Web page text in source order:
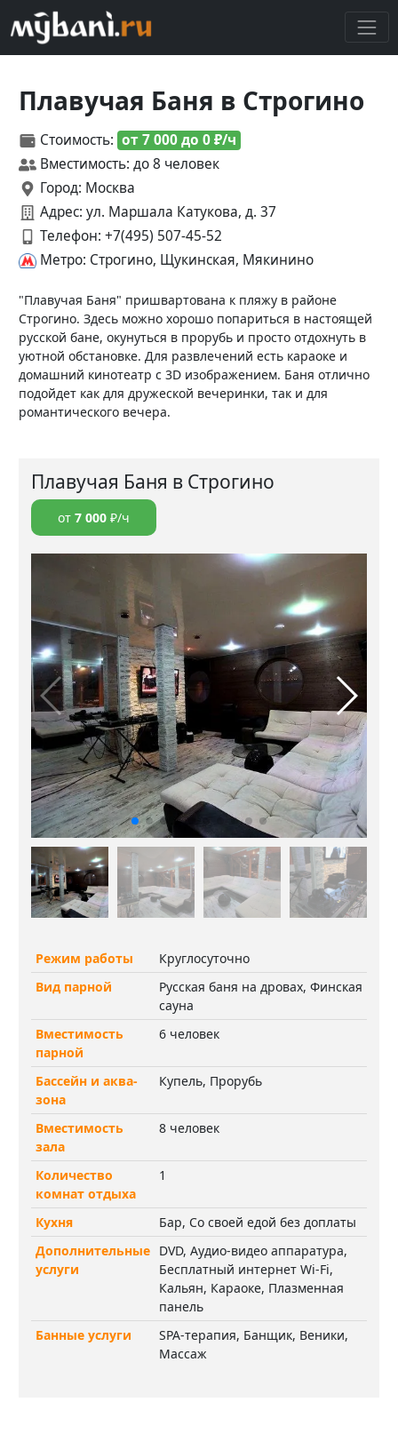
Плавучая Баня в Строгино
Стоимость: от 7 000 до 0 ₽/ч
Вместимость: до 8 человек
Город: Москва
Адрес: ул. Маршала Катукова, д. 37
Телефон: +7(495) 507-45-52
Метро: Строгино, Щукинская, Мякинино
"Плавучая Баня" пришвартована к пляжу в районе
Строгино. Здесь можно хорошо попариться в настоящей
русской бане, окунуться в прорубь и просто отдохнуть в
уютной обстановке. Для развлечений есть караоке и
домашний кинотеатр с 3D изображением. Баня отлично
подойдет как для дружеской вечеринки, так и для
романтического вечера.
Плавучая Баня в Строгино
от 7 000 ₽/ч
Режим работы
Круглосуточно
Вид парной
Русская баня на дровах, Финская
сауна
Вместимость
парной
6 человек
Бассейн и аква-
зона
Купель, Прорубь
Вместимость
зала
8 человек
Количество
комнат отдыха
1
Кухня
Бар, Со своей едой без доплаты
Дополнительные
услуги
DVD, Аудио-видео аппаратура,
Бесплатный интернет Wi-Fi,
Кальян, Караоке, Плазменная
панель
Банные услуги
SPA-терапия, Банщик, Веники,
Массаж